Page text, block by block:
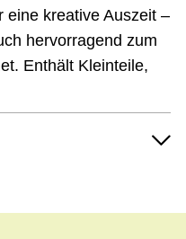
eine kreative Auszeit –
hervorragend zum
Enthält Kleinteile,